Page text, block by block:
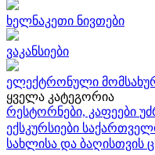
ხელნაკეთი ნივთები
ვაკანსიები
ელექტრონული
ყველა კატეგორია
რესტორნები, კაფეები
ექსკურსიები
სახლისა და ბაღისთვის